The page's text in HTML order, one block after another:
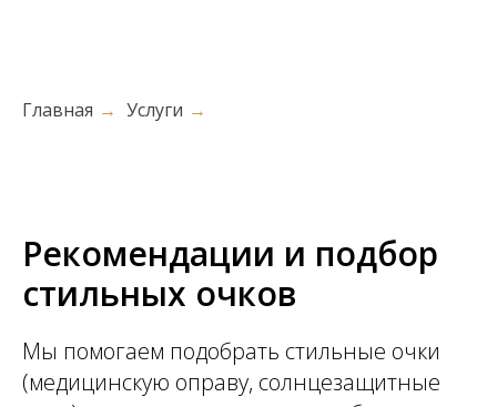
Главная → Услуги →
Рекомендации и подбор
стильных очков
Мы помогаем подобрать стильные очки
(медицинскую оправу, солнцезащитные